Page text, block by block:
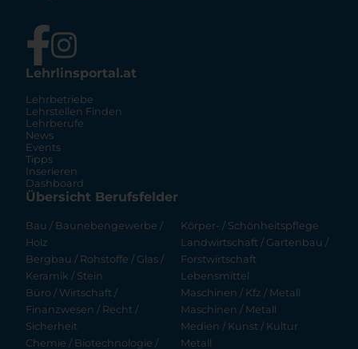
Lehrlinsportal.at
Lehrbetriebe
Lehrstellen Finden
Lehrberufe
News
Events
Tipps
Inserieren
Dashboard
Übersicht Berufsfelder
Bau / Baunebengewerbe /
Holz
Bergbau / Rohstoffe / Glas /
Keramik / Stein
Büro / Wirtschaft /
Finanzwesen / Recht /
Sicherheit
Chemie / Biotechnologie /
Körper- / Schönheitspflege
Landwirtschaft / Gartenbau /
Forstwirtschaft
Lebensmittel
Maschinen / Kfz / Metall
Maschinen / Metall
Medien / Kunst / Kultur
Metall